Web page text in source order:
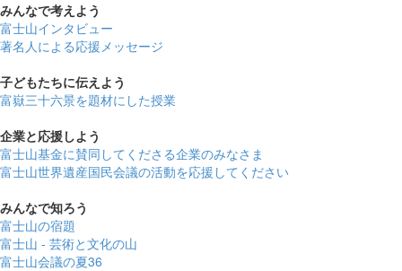
みんなで考えよう
富士山インタビュー
著名人による応援メッセージ
子どもたちに伝えよう
富嶽三十六景を題材にした授業
企業と応援しよう
富士山基金に賛同してくださる企業のみなさま
富士山世界遺産国民会議の活動を応援してください
みんなで知ろう
富士山の宿題
富士山 - 芸術と文化の山
富士山会議の夏36